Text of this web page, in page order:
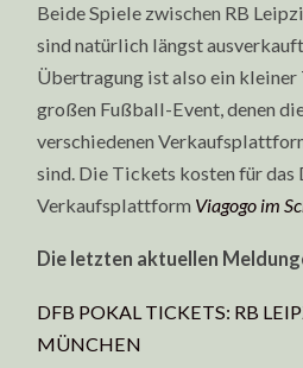
Beide Spiele zwischen RB
sind natürlich längst
Übertragung ist also ein kleiner
großen Fußball-Event, denen
verschiedenen
sind. Die Tickets kosten für
Verkaufsplattform Viagogo im
Die letzten aktuellen
DFB POKAL TICKETS: RB
MÜNCHEN